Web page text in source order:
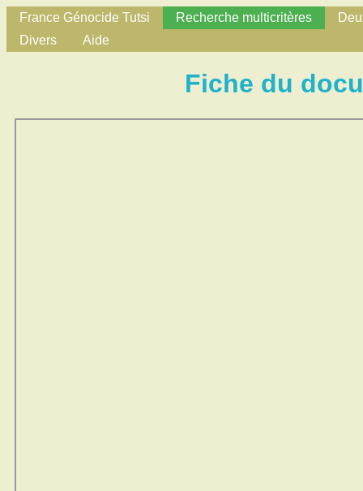
France Génocide Tutsi Recherche multicritères
Divers
Aide
Fiche du